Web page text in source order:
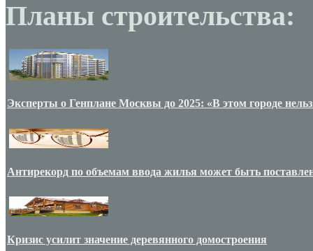
Планы строительства:
Эксперты о Генплане Москвы до 2025: «В этом городе
Антирекорд по объемам ввода жилья может быть
Кризис усилит значение деревянного домостроения